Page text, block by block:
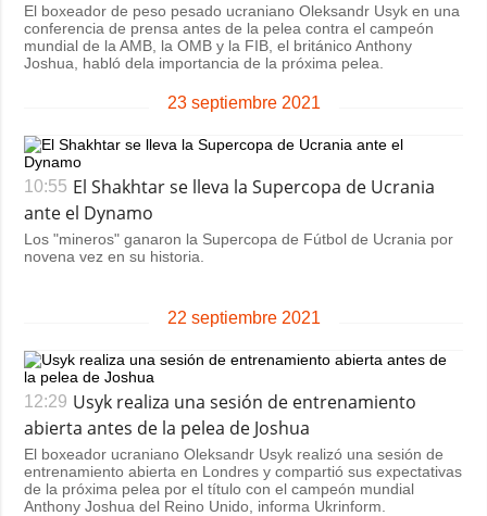
El boxeador de peso pesado ucraniano Oleksandr Usyk en una
conferencia de prensa antes de la pelea contra el campeón
mundial de la AMB, la OMB y la FIB, el británico Anthony
Joshua, habló dela importancia de la próxima pelea.
23 septiembre 2021
10:55 El Shakhtar se lleva la Supercopa de Ucrania
ante el Dynamo
Los "mineros" ganaron la Supercopa de Fútbol de Ucrania por
novena vez en su historia.
22 septiembre 2021
12:29 Usyk realiza una sesión de entrenamiento
abierta antes de la pelea de Joshua
El boxeador ucraniano Oleksandr Usyk realizó una sesión de
entrenamiento abierta en Londres y compartió sus expectativas
de la próxima pelea por el título con el campeón mundial
Anthony Joshua del Reino Unido, informa Ukrinform.